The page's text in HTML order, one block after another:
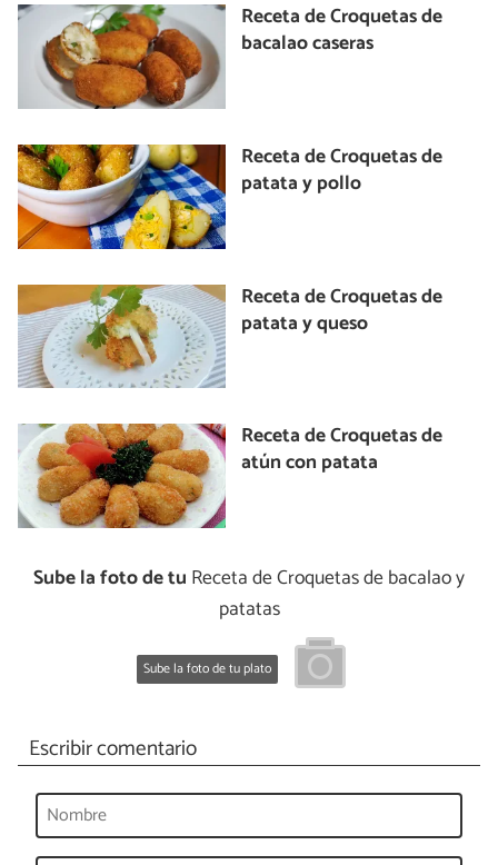
Receta de Croquetas de
bacalao caseras
Receta de Croquetas de
patata y pollo
Receta de Croquetas de
patata y queso
Receta de Croquetas de
atún con patata
Sube la foto de tu Receta de Croquetas de bacalao y
patatas
Sube la foto de tu plato
Escribir comentario